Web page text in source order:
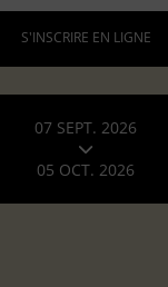
S'INSCRIRE EN LIGNE
07 SEPT. 2026
05 OCT. 2026